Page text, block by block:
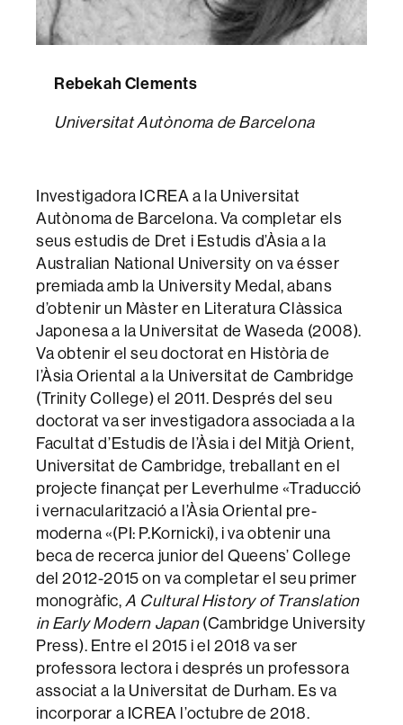
Rebekah Clements
Universitat Autònoma de Barcelona
Investigadora ICREA a la Universitat
Autònoma de Barcelona. Va completar els
seus estudis de Dret i Estudis d’Àsia a la
Australian National University on va ésser
premiada amb la University Medal, abans
d’obtenir un Màster en Literatura Clàssica
Japonesa a la Universitat de Waseda (2008).
Va obtenir el seu doctorat en Història de
l’Àsia Oriental a la Universitat de Cambridge
(Trinity College) el 2011. Després del seu
doctorat va ser investigadora associada a la
Facultat d’Estudis de l’Àsia i del Mitjà Orient,
Universitat de Cambridge, treballant en el
projecte finançat per Leverhulme «Traducció
i vernacularització a l’Àsia Oriental pre-
moderna «(PI: P.Kornicki), i va obtenir una
beca de recerca junior del Queens’ College
del 2012-2015 on va completar el seu primer
monogràfic,A Cultural History of Translation
in Early Modern Japan(Cambridge University
Press). Entre el 2015 i el 2018 va ser
professora lectora i després un professora
associat a la Universitat de Durham. Es va
incorporar a ICREA l’octubre de 2018.